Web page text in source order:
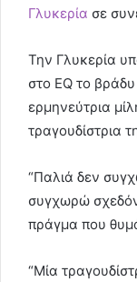
Γλυκερία σε
Την Γλυκερία
στο EQ το
ερμηνεύτρια
τραγουδίστρια
“Παλιά δεν
συγχωρώ
πράγμα που
“Μία